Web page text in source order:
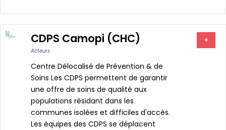
CDPS Camopi (CHC)
Acteurs
Centre Délocalisé de Prévention & de
Soins Les CDPS permettent de garantir
une offre de soins de qualité aux
populations résidant dans les
communes isolées et difficiles d'accès.
Les équipes des CDPS se déplacent
+